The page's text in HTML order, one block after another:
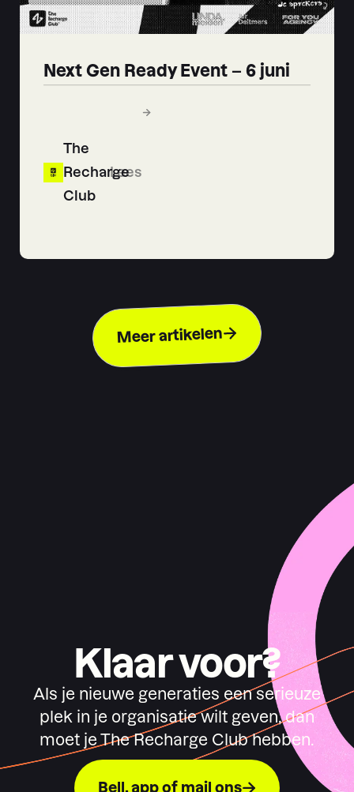
Next Gen Ready Event – 6 juni
The
Recharge
Club
Lees
Meer artikelen
Klaar voor?
Als je nieuwe generaties een serieuze
plek in je organisatie wilt geven, dan
moet je The Recharge Club hebben.
Bell, app of mail ons